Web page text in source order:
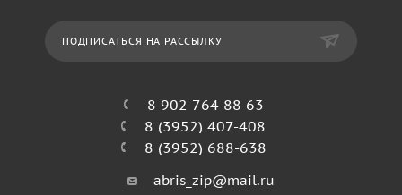
ПОДПИСАТЬСЯ НА РАССЫЛКУ
8 902 764 88 63
8 (3952) 407-408
8 (3952) 688-638
abris_zip@mail.ru